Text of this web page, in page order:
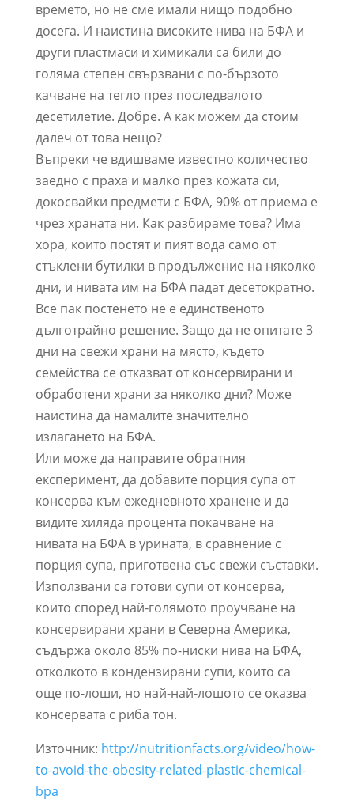
времето, но не сме имали нищо подобно
досега. И наистина високите нива на БФА и
други пластмаси и химикали са били до
голяма степен свързвани с по-бързото
качване на тегло през последвалото
десетилетие. Добре. А как можем да стоим
далеч от това нещо?
Въпреки че вдишваме известно количество
заедно с праха и малко през кожата си,
докосвайки предмети с БФА, 90% от приема е
чрез храната ни. Как разбираме това? Има
хора, които постят и пият вода само от
стъклени бутилки в продължение на няколко
дни, и нивата им на БФА падат десетократно.
Все пак постенето не е единственото
дълготрайно решение. Защо да не опитате 3
дни на свежи храни на място, където
семейства се отказват от консервирани и
обработени храни за няколко дни? Може
наистина да намалите значително
излагането на БФА.
Или може да направите обратния
експеримент, да добавите порция супа от
консерва към ежедневното хранене и да
видите хиляда процента покачване на
нивата на БФА в урината, в сравнение с
порция супа, приготвена със свежи съставки.
Използвани са готови супи от консерва,
които според най-голямото проучване на
консервирани храни в Северна Америка,
съдържа около 85% по-ниски нива на БФА,
отколкото в кондензирани супи, които са
още по-лоши, но най-най-лошото се оказва
консервата с риба тон.
Източник: http://nutritionfacts.org/video/how-
to-avoid-the-obesity-related-plastic-chemical-
bpa